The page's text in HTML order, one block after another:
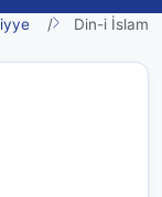
Din-i İslam